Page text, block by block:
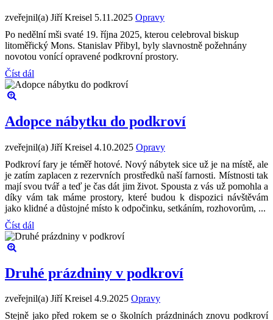
zveřejnil(a) Jiří Kreisel 5.11.2025 Opravy
Po nedělní mši svaté 19. října 2025, kterou celebroval biskup
litoměřický Mons. Stanislav Přibyl, byly slavnostně požehnány
novotou vonící opravené podkrovní prostory.
Číst dál
Adopce nábytku do podkroví
zveřejnil(a) Jiří Kreisel 4.10.2025 Opravy
Podkroví fary je téměř hotové. Nový nábytek sice už je na místě, ale
je zatím zaplacen z rezervních prostředků naší farnosti. Místnosti tak
mají svou tvář a teď je čas dát jim život. Spousta z vás už pomohla a
díky vám tak máme prostory, které budou k dispozici návštěvám
jako klidné a důstojné místo k odpočinku, setkáním, rozhovorům, ...
Číst dál
Druhé prázdniny v podkroví
zveřejnil(a) Jiří Kreisel 4.9.2025 Opravy
Stejně jako před rokem se o školních prázdninách znovu podkroví